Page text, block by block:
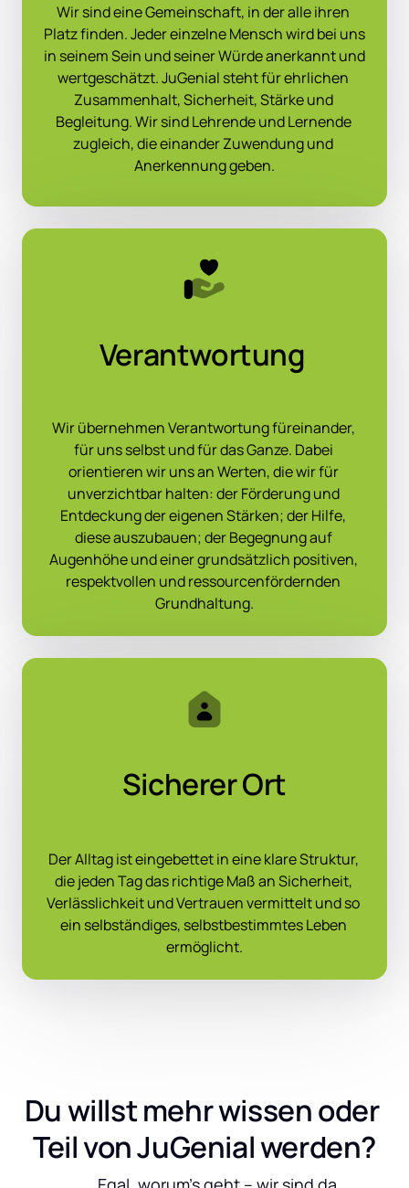
Wir sind eine Gemeinschaft, in der alle ihren
Platz finden. Jeder einzelne Mensch wird bei uns
in seinem Sein und seiner Würde anerkannt und
wertgeschätzt. JuGenial steht für ehrlichen
Zusammenhalt, Sicherheit, Stärke und
Begleitung. Wir sind Lehrende und Lernende
zugleich, die einander Zuwendung und
Anerkennung geben.
Verantwortung
Wir übernehmen Verantwortung füreinander,
für uns selbst und für das Ganze. Dabei
orientieren wir uns an Werten, die wir für
unverzichtbar halten: der Förderung und
Entdeckung der eigenen Stärken; der Hilfe,
diese auszubauen; der Begegnung auf
Augenhöhe und einer grundsätzlich positiven,
respektvollen und ressourcenfördernden
Grundhaltung.
Sicherer Ort
Der Alltag ist eingebettet in eine klare Struktur,
die jeden Tag das richtige Maß an Sicherheit,
Verlässlichkeit und Vertrauen vermittelt und so
ein selbständiges, selbstbestimmtes Leben
ermöglicht.
Du willst mehr wissen oder
Teil von JuGenial werden?